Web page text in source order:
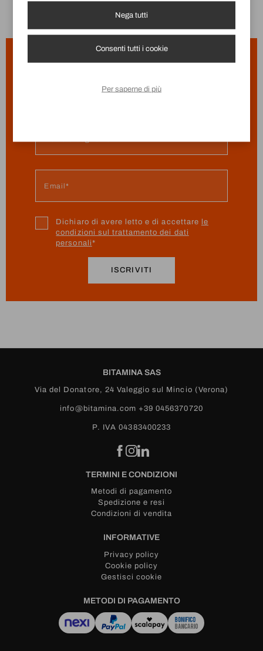
5€ DI SCONTO PER TE:
NEWSLETTER
Dichiaro di avere letto e di accettare
le
condizioni sul trattamento dei dati
personali
ISCRIVITI
BITAMINA SAS
Via del Donatore, 24 Valeggio sul Mincio (Verona)
info@bitamina.com +39 0456370720
P. IVA 04383400233
TERMINI E CONDIZIONI
Metodi di pagamento
Spedizione e resi
Condizioni di vendita
INFORMATIVE
Privacy policy
Cookie policy
Gestisci cookie
METODI DI PAGAMENTO
Nega tutti
Consenti tutti i cookie
Per saperne di più